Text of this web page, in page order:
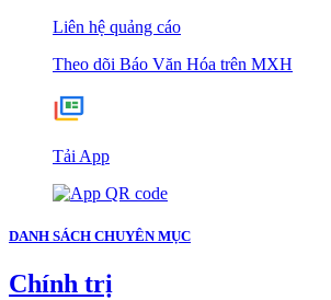
Liên hệ quảng cáo
Theo dõi Báo Văn Hóa trên MXH
Tải App
DANH SÁCH CHUYÊN MỤC
Chính trị